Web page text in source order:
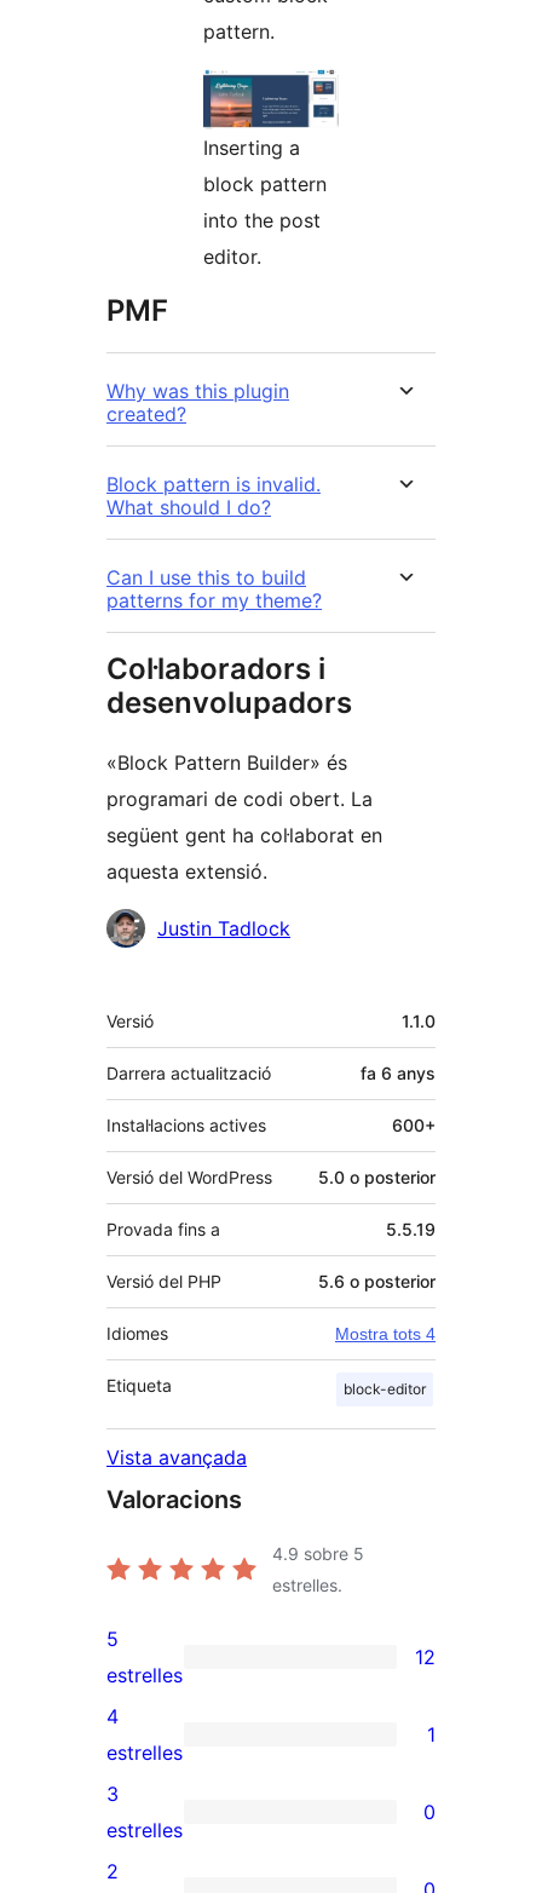
pattern.
Inserting a
block pattern
into the post
editor.
PMF
Why was this plugin
created?
Block pattern is invalid.
What should I do?
Can I use this to build
patterns for my theme?
Col·laboradors i
desenvolupadors
«Block Pattern Builder» és
programari de codi obert. La
següent gent ha col·laborat en
aquesta extensió.
Col·laboradors
Justin Tadlock
Meta
Versió 1.1.0
Darrera actualització fa 6 anys
Instal·lacions actives 600+
Versió del WordPress 5.0 o posterior
Provada fins a 5.5.19
Versió del PHP 5.6 o posterior
Idiomes Mostra tots 4
Etiqueta block-editor
Vista avançada
Valoracions
4.9 sobre 5
estrelles.
12
valoracions
de
5
estrelles
5
estrelles
12
1
valoració
de
4
4
estrelles
1
0
valoracions
3
estrelles
0
2